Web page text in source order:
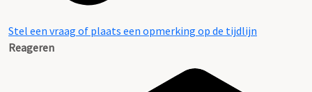
Stel een vraag of plaats een opmerking op de tijdlijn
Reageren